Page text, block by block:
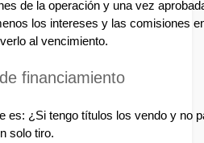
de la operación y una vez
los intereses y las comisiones
al vencimiento.
financiamiento
es: ¿Si tengo títulos los vendo y no
solo tiro.